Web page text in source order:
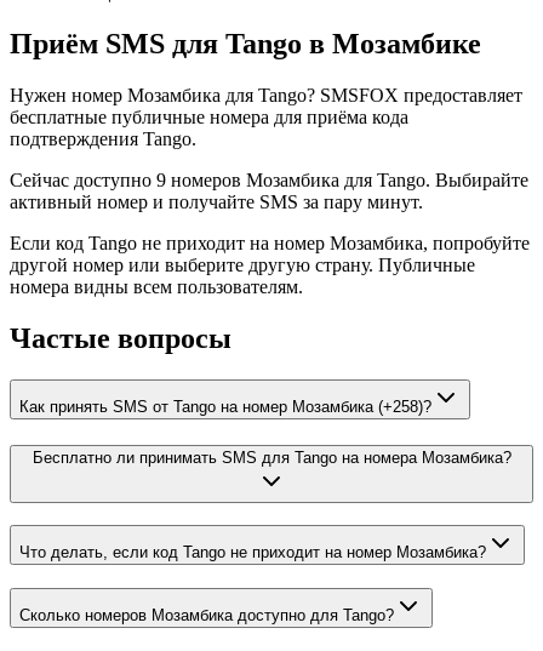
Приём SMS для Tango в Мозамбике
Нужен номер Мозамбика для Tango? SMSFOX предоставляет
бесплатные публичные номера для приёма кода
подтверждения Tango.
Сейчас доступно 9 номеров Мозамбика для Tango. Выбирайте
активный номер и получайте SMS за пару минут.
Если код Tango не приходит на номер Мозамбика, попробуйте
другой номер или выберите другую страну. Публичные
номера видны всем пользователям.
Частые вопросы
Как принять SMS от Tango на номер Мозамбика (+258)?
Бесплатно ли принимать SMS для Tango на номера Мозамбика?
Что делать, если код Tango не приходит на номер Мозамбика?
Сколько номеров Мозамбика доступно для Tango?